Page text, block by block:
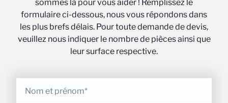
sommes là pour vous aider ! Remplissez le
formulaire ci-dessous, nous vous répondons dans
les plus brefs délais. Pour toute demande de devis,
veuillez nous indiquer le nombre de pièces ainsi que
leur surface respective.